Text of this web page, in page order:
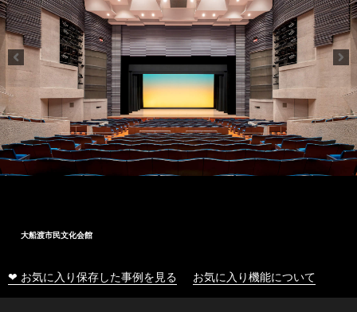
大船渡市民文化会館
❤ お気に入り保存した事例を見る お気に入り機能について